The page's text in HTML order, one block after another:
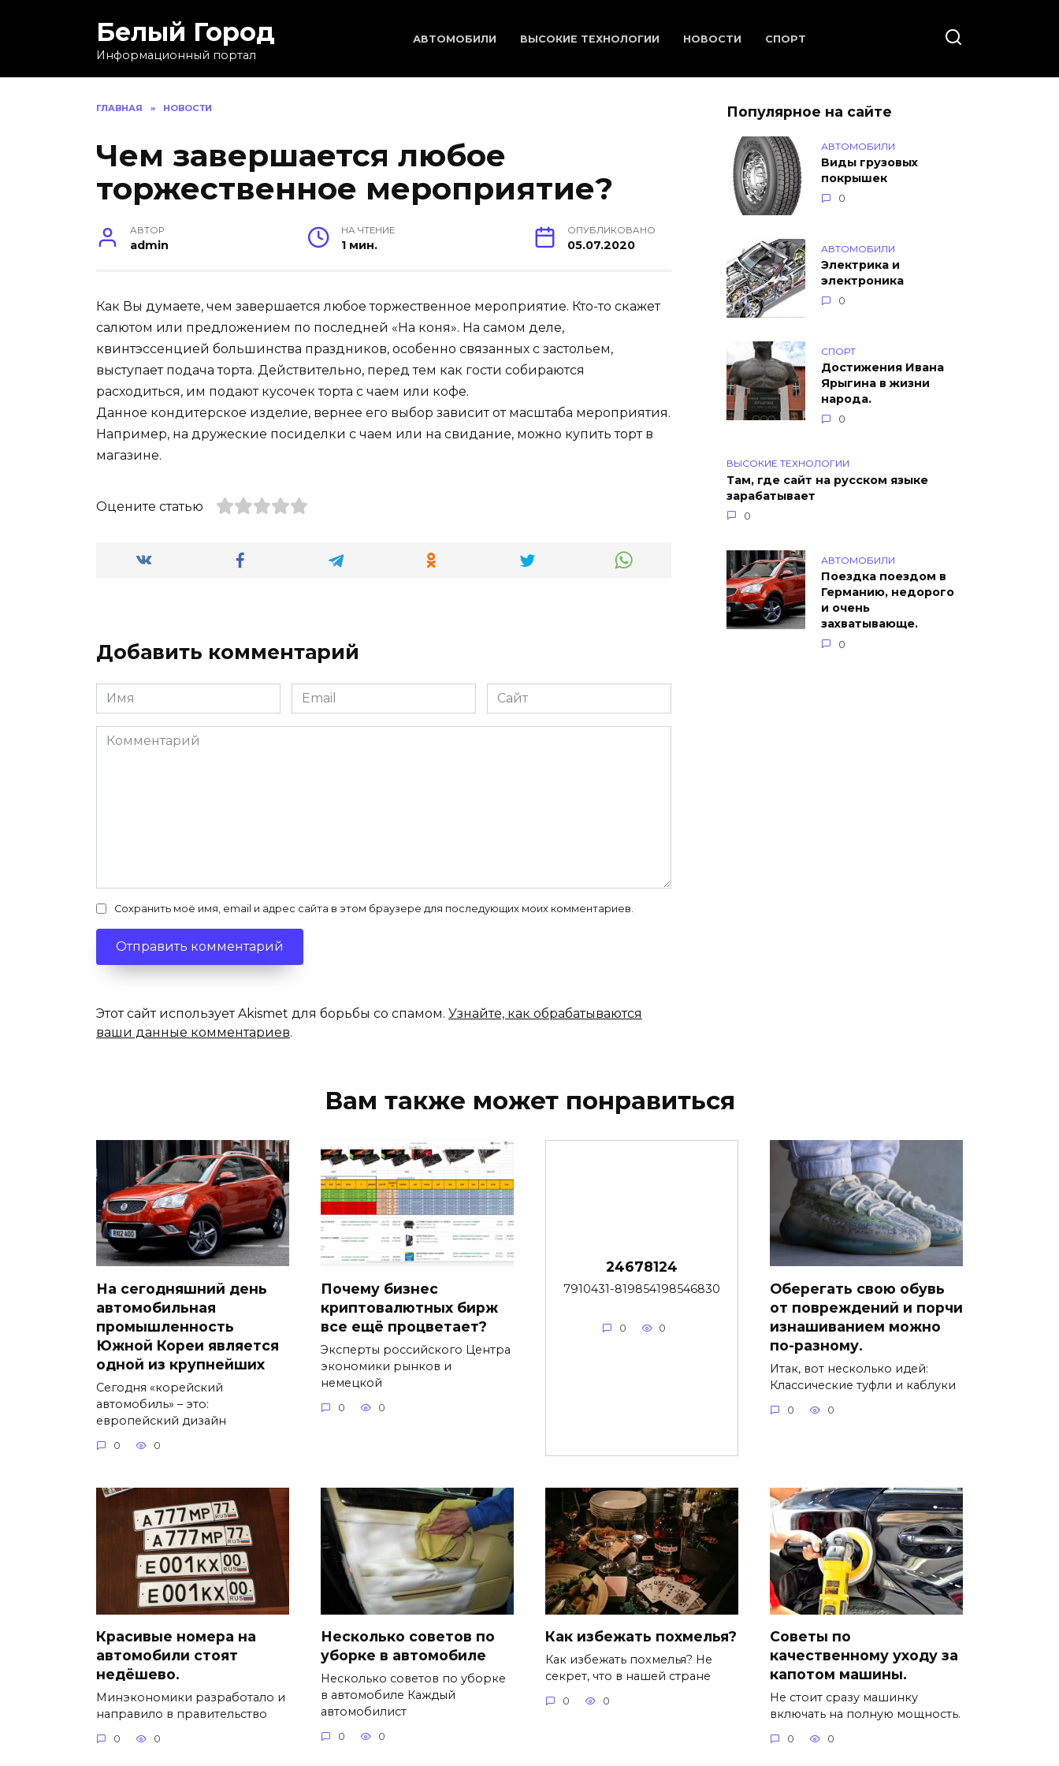
Белый Город
Информационный портал
АВТОМОБИЛИ ВЫСОКИЕ ТЕХНОЛОГИИ НОВОСТИ СПОРТ
ГЛАВНАЯ » НОВОСТИ
Чем завершается любое
торжественное мероприятие?
АВТОР
admin
НА ЧТЕНИЕ
1 мин.
ОПУБЛИКОВАНО
05.07.2020
Как Вы думаете, чем завершается любое торжественное мероприятие. Кто-то скажет
салютом или предложением по последней «На коня». На самом деле,
квинтэссенцией большинства праздников, особенно связанных с застольем,
выступает подача торта. Действительно, перед тем как гости собираются
расходиться, им подают кусочек торта с чаем или кофе.
Данное кондитерское изделие, вернее его выбор зависит от масштаба мероприятия.
Например, на дружеские посиделки с чаем или на свидание, можно купить торт в
магазине.
Оцените статью
Добавить комментарий
Имя
*
Email
*
Сайт
Комментарий
Сохранить моё имя, email и адрес сайта в этом браузере для последующих моих комментариев.
Этот сайт использует Akismet для борьбы со спамом. Узнайте, как обрабатываются
ваши данные комментариев.
Популярное на сайте
АВТОМОБИЛИ
Виды грузовых
покрышек
0
АВТОМОБИЛИ
Электрика и
электроника
0
СПОРТ
Достижения Ивана
Ярыгина в жизни
народа.
0
ВЫСОКИЕ ТЕХНОЛОГИИ
Там, где сайт на русском языке
зарабатывает
0
АВТОМОБИЛИ
Поездка поездом в
Германию, недорого
и очень
захватывающе.
0
Вам также может понравиться
На сегодняшний день
автомобильная
промышленность
Южной Кореи является
одной из крупнейших
Сегодня «корейский
автомобиль» – это:
европейский дизайн
0 0
Почему бизнес
криптовалютных бирж
все ещё процветает?
Эксперты российского Центра
экономики рынков и
немецкой
0 0
24678124
7910431-819854198546830
0 0
Оберегать свою обувь
от повреждений и порчи
изнашиванием можно
по-разному.
Итак, вот несколько идей:
Классические туфли и каблуки
0 0
Красивые номера на
автомобили стоят
недёшево.
Минэкономики разработало и
направило в правительство
0 0
Несколько советов по
уборке в автомобиле
Несколько советов по уборке
в автомобиле Каждый
автомобилист
0 0
Как избежать похмелья?
Как избежать похмелья? Не
секрет, что в нашей стране
0 0
Советы по
качественному уходу за
капотом машины.
Не стоит сразу машинку
включать на полную мощность.
0 0